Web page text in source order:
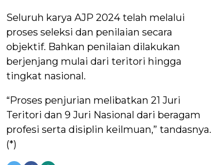
Seluruh karya AJP 2024 telah melalui
proses seleksi dan penilaian secara
objektif. Bahkan penilaian dilakukan
berjenjang mulai dari teritori hingga
tingkat nasional.
“Proses penjurian melibatkan 21 Juri
Teritori dan 9 Juri Nasional dari beragam
profesi serta disiplin keilmuan,” tandasnya.
(*)